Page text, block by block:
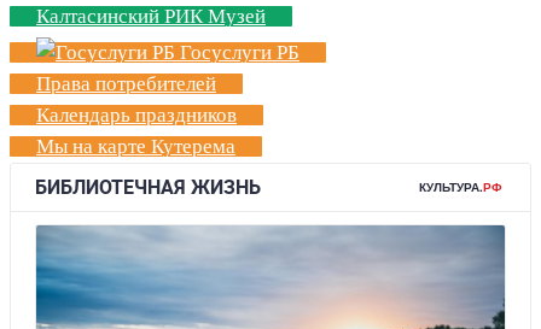
Калтасинский РИК Музей
Госуслуги РБ
Права потребителей
Календарь праздников
Мы на карте Кутерема